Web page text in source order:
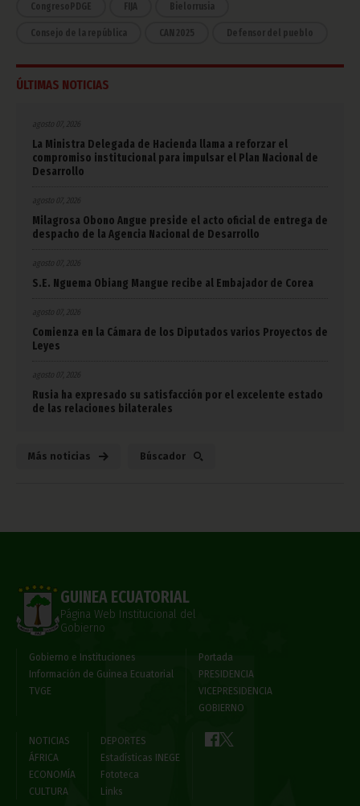
CongresoPDGE FIJA Bielorrusia
Consejo de la república CAN 2025 Defensor del pueblo
ÚLTIMAS NOTICIAS
agosto 07, 2026
La Ministra Delegada de Hacienda llama a reforzar el
compromiso institucional para impulsar el Plan Nacional de
Desarrollo
agosto 07, 2026
Milagrosa Obono Angue preside el acto oficial de entrega de
despacho de la Agencia Nacional de Desarrollo
agosto 07, 2026
S.E. Nguema Obiang Mangue recibe al Embajador de Corea
agosto 07, 2026
Comienza en la Cámara de los Diputados varios Proyectos de
Leyes
agosto 07, 2026
Rusia ha expresado su satisfacción por el excelente estado
de las relaciones bilaterales
Más noticias Búscador
GUINEA ECUATORIAL
Página Web Institucional del
Gobierno
Gobierno e Instituciones
Información de Guinea Ecuatorial
TVGE
Portada
PRESIDENCIA
VICEPRESIDENCIA
GOBIERNO
NOTICIAS
ÁFRICA
ECONOMÍA
CULTURA
DEPORTES
Estadísticas INEGE
Fototeca
Links